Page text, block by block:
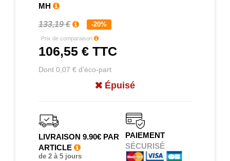
MH
133,19 € -20%
Prix de comparaison
106,55 € TTC
Dont 0,07 € d'éco-part
Épuisé
LIVRAISON 9.90€ PAR
ARTICLE
de 2 à 5 jours
PAIEMENT
SÉCURISÉ